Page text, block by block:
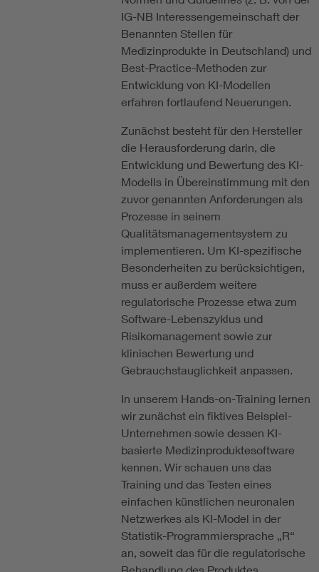
IG-NB Interessengemeinschaft der
Benannten Stellen für
Medizinprodukte in Deutschland) und
Best-Practice-Methoden zur
Entwicklung von KI-Modellen
erfahren fortlaufend Neuerungen.
Zunächst besteht für den Hersteller
die Herausforderung darin, die
Entwicklung und Bewertung des KI-
Modells in Übereinstimmung mit den
zuvor genannten Anforderungen als
Prozesse in seinem
Qualitätsmanagementsystem zu
implementieren. Um KI-spezifische
Besonderheiten zu berücksichtigen,
muss er außerdem weitere
regulatorische Prozesse etwa zum
Software-Lebenszyklus und
Risikomanagement sowie zur
klinischen Bewertung und
Gebrauchstauglichkeit anpassen.
In unserem Hands-on-Training lernen
wir zunächst ein fiktives Beispiel-
Unternehmen sowie dessen KI-
basierte Medizinproduktesoftware
kennen. Wir schauen uns das
Training und das Testen eines
einfachen künstlichen neuronalen
Netzwerkes als KI-Model in der
Statistik-Programmiersprache „R“
an, soweit das für die regulatorische